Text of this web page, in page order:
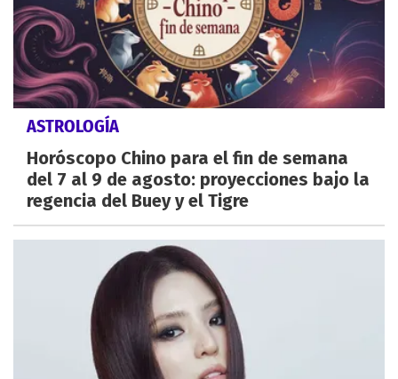
ASTROLOGÍA
Horóscopo Chino para el fin de semana
del 7 al 9 de agosto: proyecciones bajo la
regencia del Buey y el Tigre